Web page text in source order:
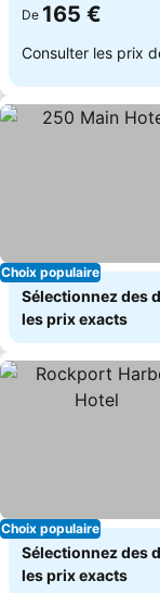
De 165 €
Consulter les prix
Choix populaire
Sélectionnez des
les prix exacts
Choix populaire
Sélectionnez des
les prix exacts